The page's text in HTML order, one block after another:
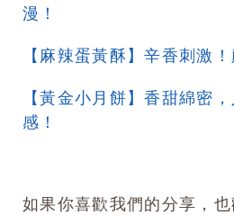
漫！
【麻辣蛋黃酥】辛香刺激
【黃金小月餅】香甜綿密
感！
如果你喜歡我們的分享，